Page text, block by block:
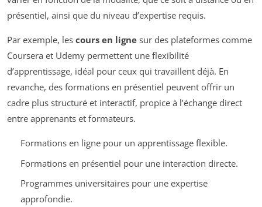
présentiel, ainsi que du niveau d’expertise requis.
Par exemple, les cours en ligne sur des plateformes comme
Coursera et Udemy permettent une flexibilité
d’apprentissage, idéal pour ceux qui travaillent déjà. En
revanche, des formations en présentiel peuvent offrir un
cadre plus structuré et interactif, propice à l’échange direct
entre apprenants et formateurs.
Formations en ligne pour un apprentissage flexible.
Formations en présentiel pour une interaction directe.
Programmes universitaires pour une expertise
approfondie.